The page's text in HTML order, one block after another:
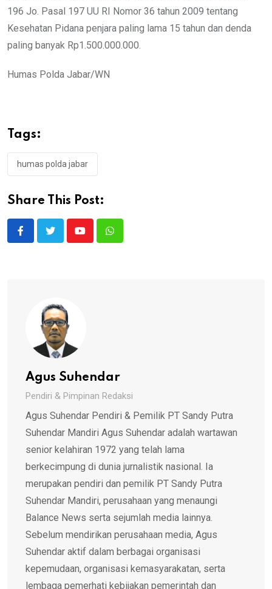
196 Jo. Pasal 197 UU RI Nomor 36 tahun 2009 tentang
Kesehatan Pidana penjara paling lama 15 tahun dan denda
paling banyak Rp1.500.000.000.
Humas Polda Jabar/WN
Tags:
humas polda jabar
Share This Post:
YoutubeWhatsapp
Agus Suhendar
Pendiri & Pimpinan Redaksi
Agus Suhendar Pendiri & Pemilik PT Sandy Putra
Suhendar Mandiri Agus Suhendar adalah wartawan
senior kelahiran 1972 yang telah lama
berkecimpung di dunia jurnalistik nasional. Ia
merupakan pendiri dan pemilik PT Sandy Putra
Suhendar Mandiri, perusahaan yang menaungi
Balance News serta sejumlah media lainnya.
Sebelum mendirikan perusahaan media, Agus
Suhendar aktif dalam berbagai organisasi
kepemudaan, organisasi kemasyarakatan, serta
lembaga pemerhati kebijakan pemerintah dan